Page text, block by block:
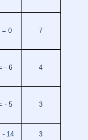
= 0 7
- 6 4
- 5 3
- 14 3